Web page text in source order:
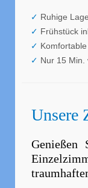
Ruhige
Frühstück
Nur 15 Min.
Unsere
Genießen